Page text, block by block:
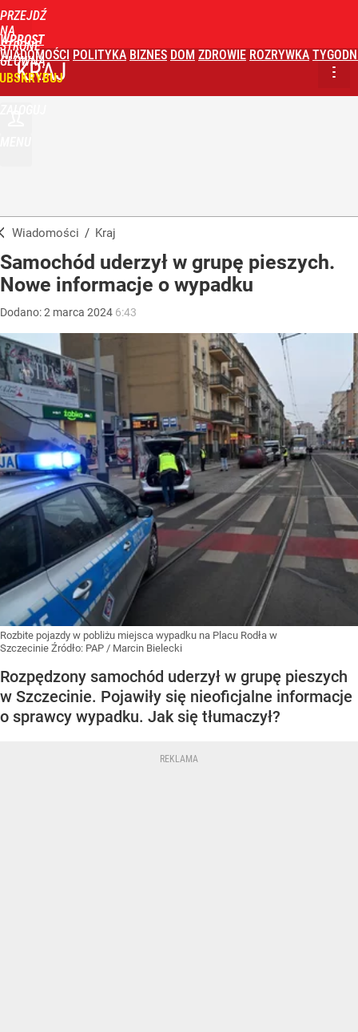
PRZEJDŹ
NA
STRONĘ
GŁÓWNĄ
WPROST
WIADOMOŚCI POLITYKA BIZNES DOM ZDROWIE ROZRYWKA
KRAJ
Wiadomości / Kraj
Samochód uderzył w grupę pieszych.
Nowe informacje o wypadku
Dodano:2 marca 2024 6:43
Rozbite pojazdy w pobliżu miejsca wypadku na Placu Rodła w
Szczecinie Źródło: PAP / Marcin Bielecki
Rozpędzony samochód uderzył w grupę pieszych
w Szczecinie. Pojawiły się nieoficjalne informacje
o sprawcy wypadku. Jak się tłumaczył?